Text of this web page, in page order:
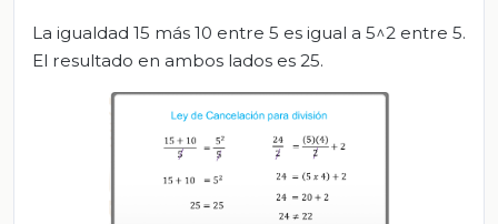
La igualdad 15 más 10 entre 5 es igual a 5^2 entre 5.
El resultado en ambos lados es 25.